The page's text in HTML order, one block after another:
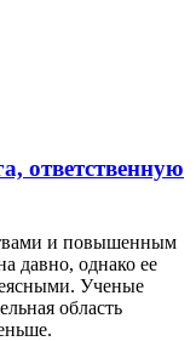
ответственную
и повышенным
давно, однако ее
Ученые
область